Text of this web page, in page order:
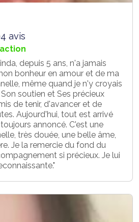
avis
depuis 5 ans, n'a jamais
bonheur en amour et de ma
même quand je n'y croyais
soutien et Ses précieux
de tenir, d'avancer et de
Aujourd'hui, tout est arrivé
annoncé. C'est une
très douée, une belle âme,
Je la remercie du fond du
si précieux. Je lui